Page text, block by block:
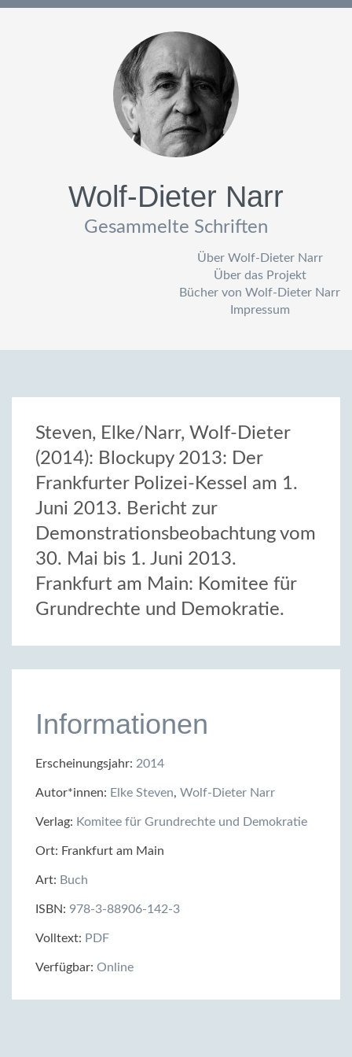
Wolf-Dieter Narr
Gesammelte Schriften
Über Wolf-Dieter Narr
Über das Projekt
Bücher von Wolf-Dieter Narr
Impressum
Steven, Elke/Narr, Wolf-Dieter
(2014): Blockupy 2013: Der
Frankfurter Polizei-Kessel am 1.
Juni 2013. Bericht zur
Demonstrationsbeobachtung vom
30. Mai bis 1. Juni 2013.
Frankfurt am Main: Komitee für
Grundrechte und Demokratie.
Informationen
Erscheinungsjahr: 2014
Autor*innen: Elke Steven, Wolf-Dieter Narr
Verlag: Komitee für Grundrechte und Demokratie
Ort: Frankfurt am Main
Art: Buch
ISBN: 978-3-88906-142-3
Volltext: PDF
Verfügbar: Online